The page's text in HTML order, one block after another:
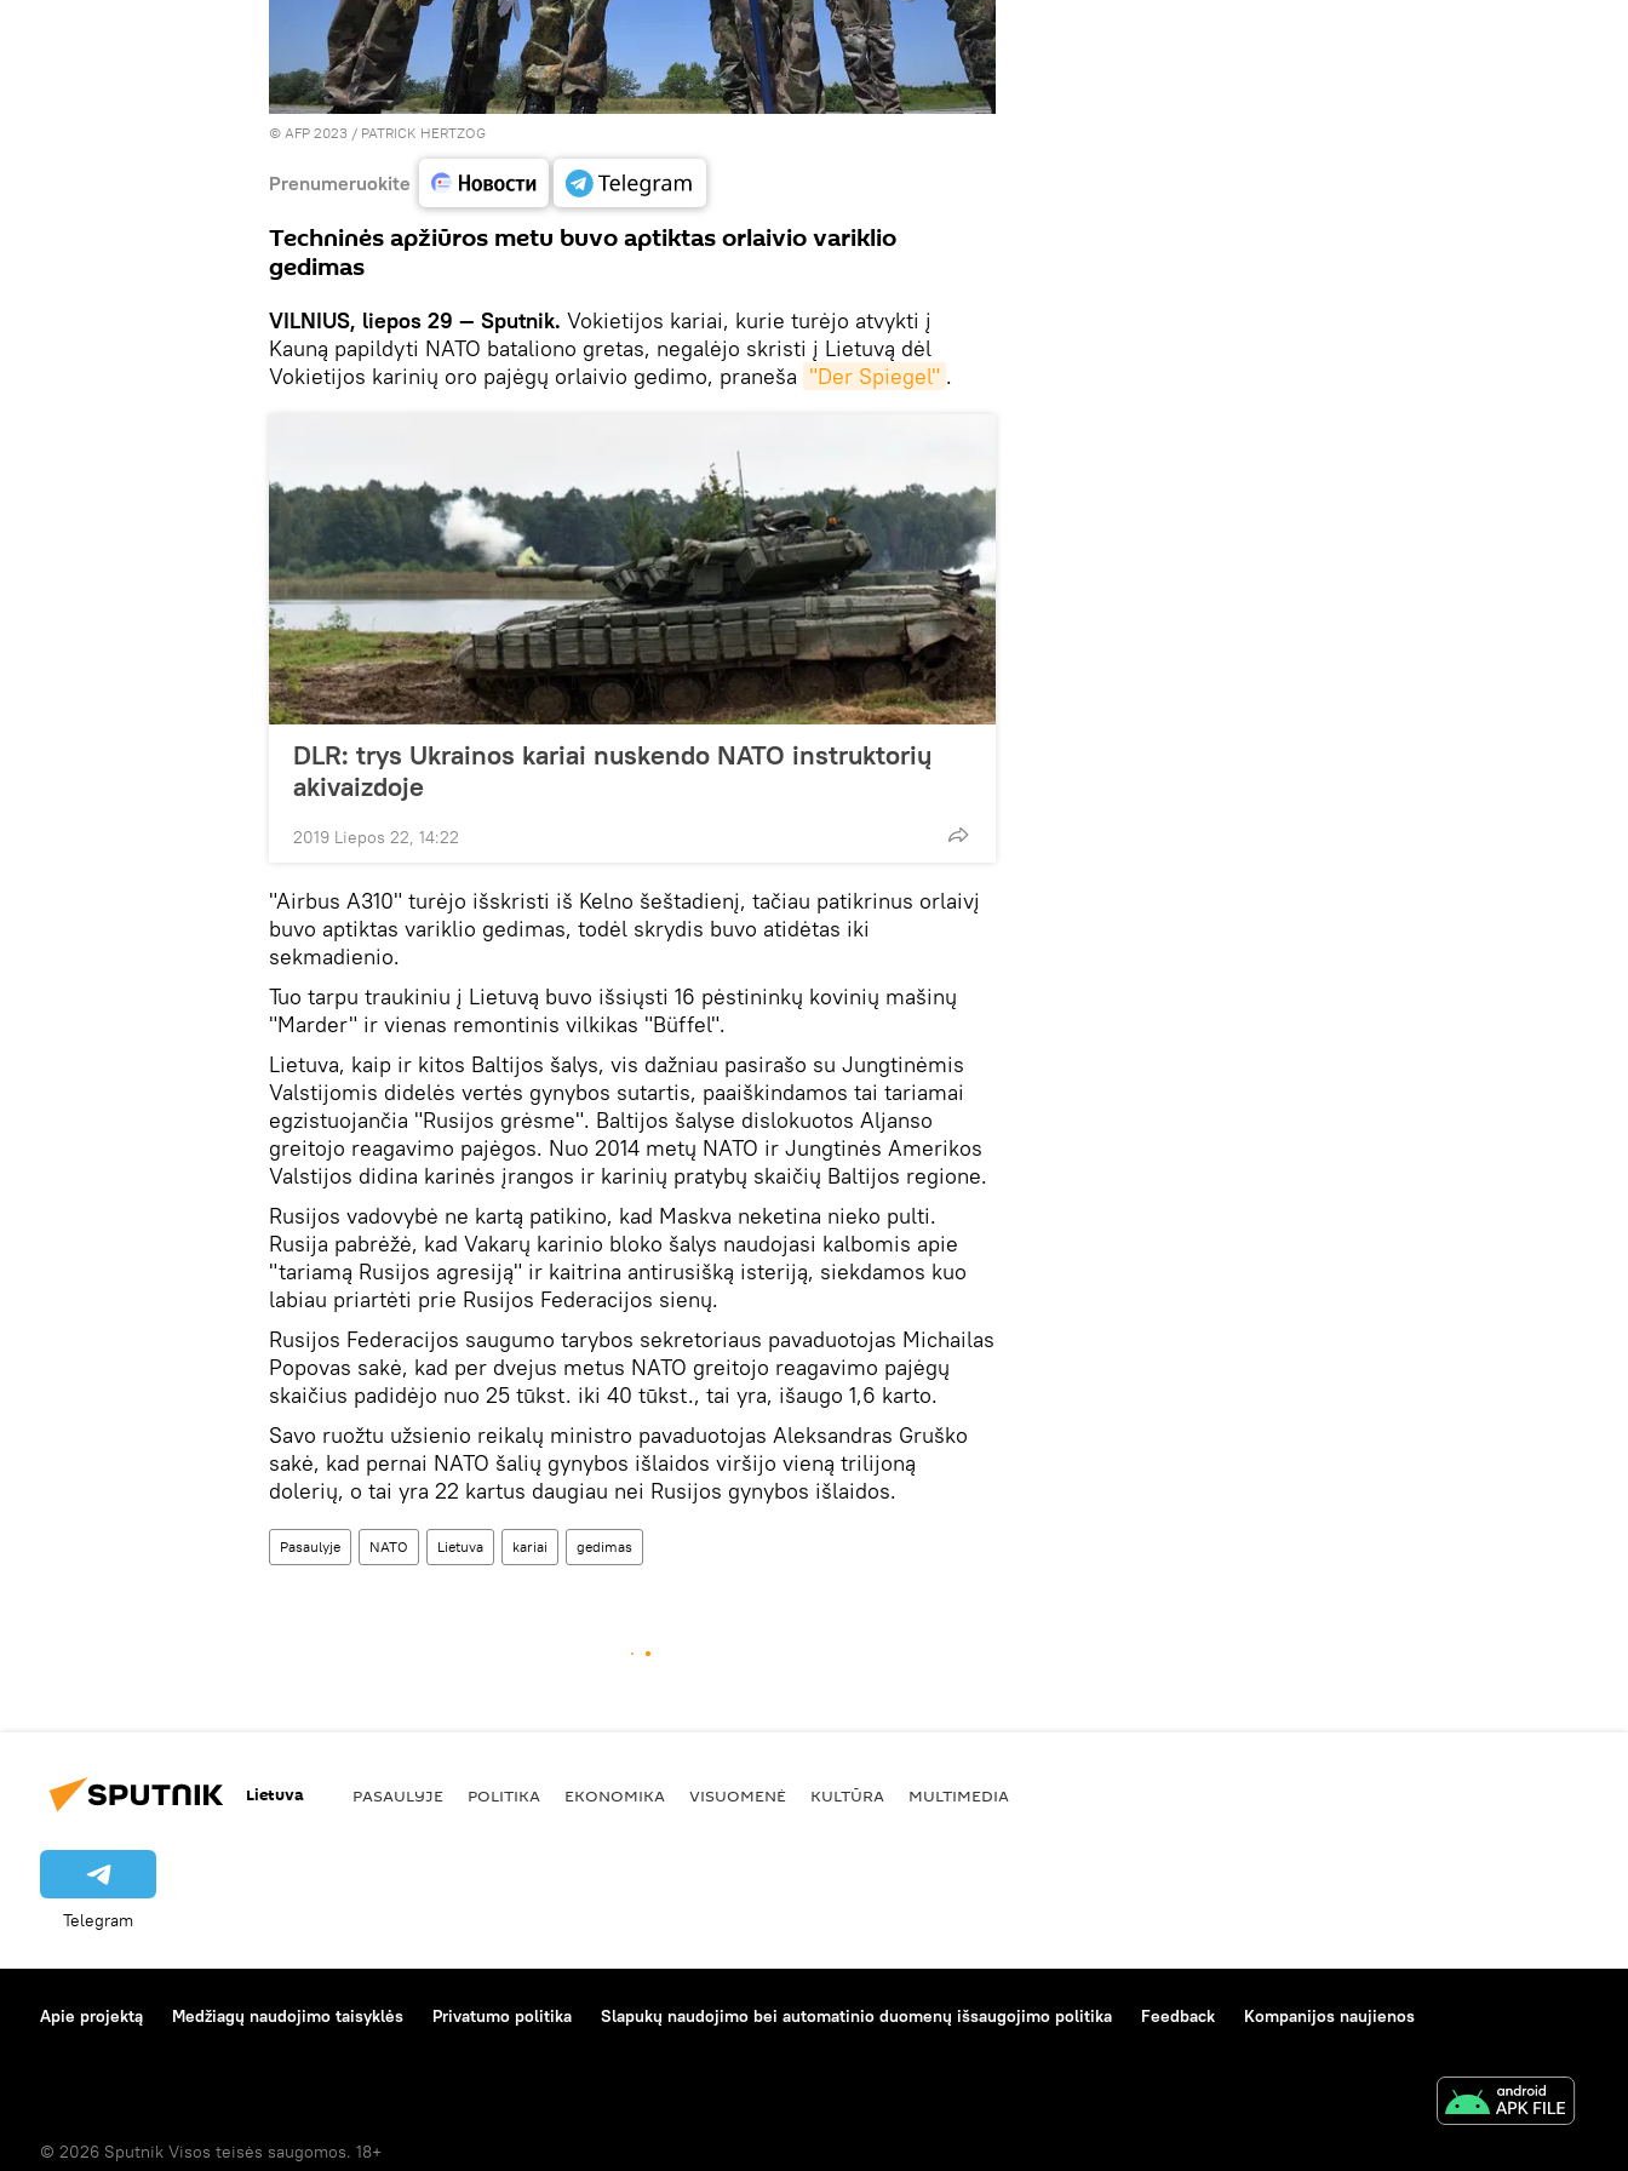
© AFP 2023 / PATRICK HERTZOG
Prenumeruokite
Techninės apžiūros metu buvo aptiktas orlaivio variklio
gedimas
VILNIUS, liepos 29 — Sputnik. Vokietijos kariai, kurie turėjo atvykti į
Kauną papildyti NATO bataliono gretas, negalėjo skristi į Lietuvą dėl
Vokietijos karinių oro pajėgų orlaivio gedimo, praneša "Der Spiegel" .
DLR: trys Ukrainos kariai nuskendo NATO instruktorių
akivaizdoje
2019 Liepos 22, 14:22
"Airbus A310" turėjo išskristi iš Kelno šeštadienį, tačiau patikrinus orlaivį
buvo aptiktas variklio gedimas, todėl skrydis buvo atidėtas iki
sekmadienio.
Tuo tarpu traukiniu į Lietuvą buvo išsiųsti 16 pėstininkų kovinių mašinų
"Marder" ir vienas remontinis vilkikas "Büffel".
Lietuva, kaip ir kitos Baltijos šalys, vis dažniau pasirašo su Jungtinėmis
Valstijomis didelės vertės gynybos sutartis, paaiškindamos tai tariamai
egzistuojančia "Rusijos grėsme". Baltijos šalyse dislokuotos Aljanso
greitojo reagavimo pajėgos. Nuo 2014 metų NATO ir Jungtinės Amerikos
Valstijos didina karinės įrangos ir karinių pratybų skaičių Baltijos regione.
Rusijos vadovybė ne kartą patikino, kad Maskva neketina nieko pulti.
Rusija pabrėžė, kad Vakarų karinio bloko šalys naudojasi kalbomis apie
"tariamą Rusijos agresiją" ir kaitrina antirusišką isteriją, siekdamos kuo
labiau priartėti prie Rusijos Federacijos sienų.
Rusijos Federacijos saugumo tarybos sekretoriaus pavaduotojas Michailas
Popovas sakė, kad per dvejus metus NATO greitojo reagavimo pajėgų
skaičius padidėjo nuo 25 tūkst. iki 40 tūkst., tai yra, išaugo 1,6 karto.
Savo ruožtu užsienio reikalų ministro pavaduotojas Aleksandras Gruško
sakė, kad pernai NATO šalių gynybos išlaidos viršijo vieną trilijoną
dolerių, o tai yra 22 kartus daugiau nei Rusijos gynybos išlaidos.
Pasaulyje NATO Lietuva kariai gedimas
Lietuva PASAULYJE POLITIKA EKONOMIKA VISUOMENĖ KULTŪRA MULTIMEDIA
Telegram
Apie projektą Medžiagų naudojimo taisyklės Privatumo politika Slapukų naudojimo bei automatinio duomenų išsaugojimo politika Feedback Kompanijos naujienos
© 2026 Sputnik Visos teisės saugomos. 18+